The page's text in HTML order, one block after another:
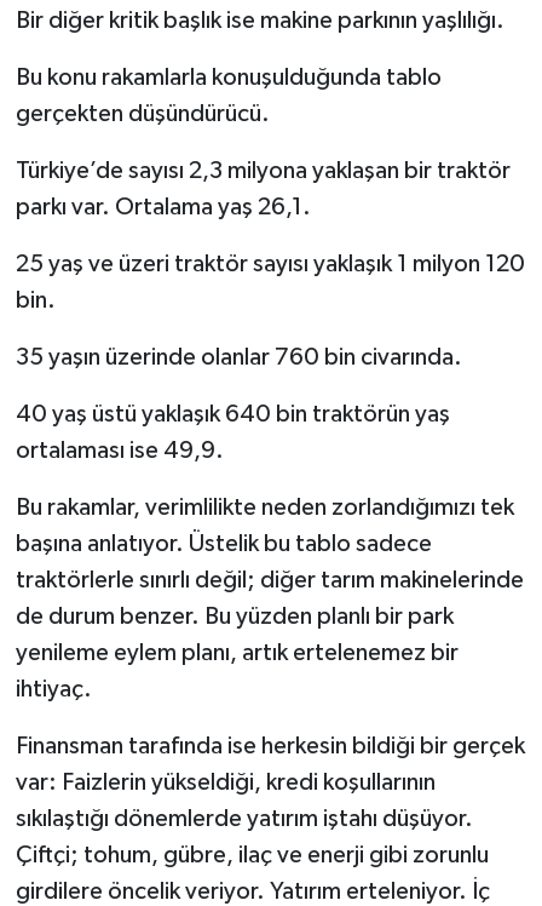
Bir diğer kritik başlık ise makine parkının yaşlılığı.
Bu konu rakamlarla konuşulduğunda tablo
gerçekten düşündürücü.
Türkiye’de sayısı 2,3 milyona yaklaşan bir traktör
parkı var. Ortalama yaş 26,1.
25 yaş ve üzeri traktör sayısı yaklaşık 1 milyon 120
bin.
35 yaşın üzerinde olanlar 760 bin civarında.
40 yaş üstü yaklaşık 640 bin traktörün yaş
ortalaması ise 49,9.
Bu rakamlar, verimlilikte neden zorlandığımızı tek
başına anlatıyor. Üstelik bu tablo sadece
traktörlerle sınırlı değil; diğer tarım makinelerinde
de durum benzer. Bu yüzden planlı bir park
yenileme eylem planı, artık ertelenemez bir
ihtiyaç.
Finansman tarafında ise herkesin bildiği bir gerçek
var: Faizlerin yükseldiği, kredi koşullarının
sıkılaştığı dönemlerde yatırım iştahı düşüyor.
Çiftçi; tohum, gübre, ilaç ve enerji gibi zorunlu
girdilere öncelik veriyor. Yatırım erteleniyor. İç